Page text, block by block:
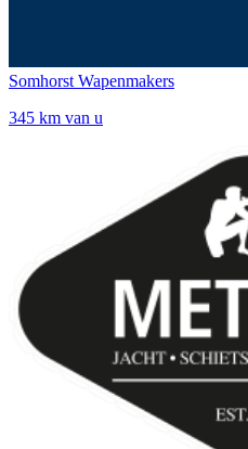
Somhorst Wapenmakers
345 km van u